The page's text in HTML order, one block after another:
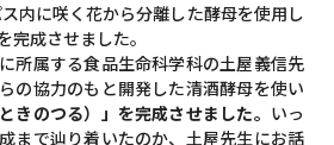
内に咲く花から分離した酵母を使用し
完成させました。
所属する食品生命科学科の土屋義信先
の協力のもと開発した清酒酵母を使い
きのつる）」を完成させました。 いっ
まで辿り着いたのか、土屋先生にお話